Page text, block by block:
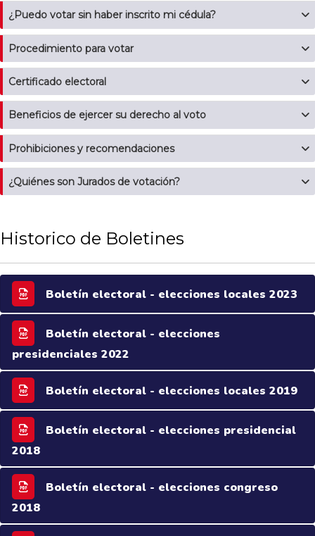
¿Puedo votar sin haber inscrito mi cédula?
Procedimiento para votar
Certificado electoral
Beneficios de ejercer su derecho al voto
Prohibiciones y recomendaciones
¿Quiénes son Jurados de votación?
Historico de Boletines
Boletín electoral - elecciones locales 2023
Boletín electoral - elecciones
presidenciales 2022
Boletín electoral - elecciones locales 2019
Boletín electoral - elecciones presidencial
2018
Boletín electoral - elecciones congreso
2018